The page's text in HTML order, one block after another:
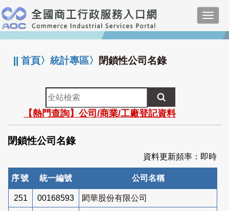
跳
到
主
要
:::
||首頁〉統計專區〉 閉鎖性公司名錄
全
站
檢
索
【熱門查詢】公司/商業/工廠登記資料
閉鎖性公司名錄
資料更新頻率：即時
序號 統一編號 公司名稱
251 00168593 閎華股份有限公司